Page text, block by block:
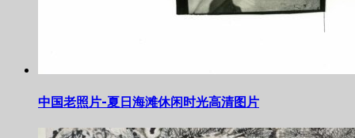
中国老照片-夏日海滩休闲时光高清图片